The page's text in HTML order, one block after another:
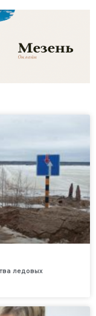
ледовых